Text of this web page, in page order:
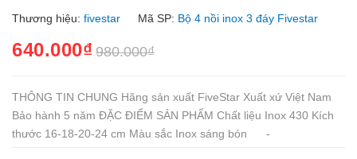
Thương hiệu: fivestar Mã SP: Bộ 4 nồi inox 3 đáy Fivestar
640.000₫ 980.000₫
THÔNG TIN CHUNG Hãng sản xuất FiveStar Xuất xứ Việt Nam
Bảo hành 5 năm ĐẶC ĐIỂM SẢN PHẨM Chất liệu Inox 430 Kích
thước 16-18-20-24 cm Màu sắc Inox sáng bón -